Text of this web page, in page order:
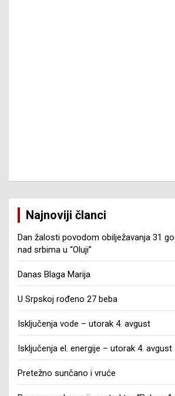
Najnoviji članci
Dan žalosti povodom obilježavanja 31
nad srbima u “Oluji”
Danas Blaga Marija
U Srpskoj rođeno 27 beba
Isključenja vode – utorak 4. avgust
Isključenja el. energije – utorak 4. avgust
Pretežno sunčano i vruće